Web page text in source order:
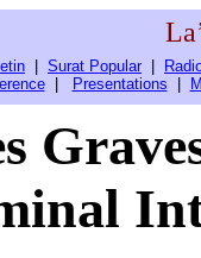
Surat Popular
| Presentations